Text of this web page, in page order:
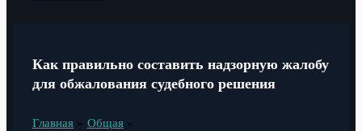
Как правильно составить надзорную жалобу
для обжалования судебного решения
Главная
Общая